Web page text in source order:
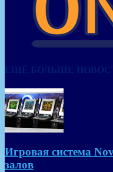
ЕЩЁ БОЛЬШЕ
Игровая система
залов